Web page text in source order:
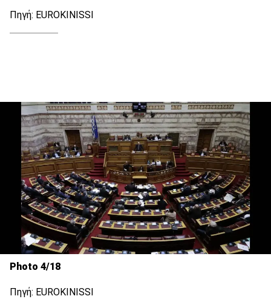
Πηγή: EUROKINISSI
Photo 4/18
Πηγή: EUROKINISSI